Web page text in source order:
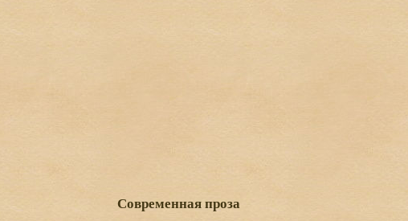
Современная проза